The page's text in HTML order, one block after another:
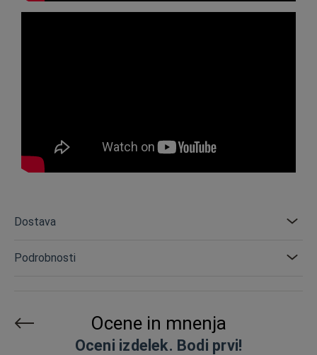
Dostava
Podrobnosti
Ocene in mnenja
Oceni izdelek. Bodi prvi!